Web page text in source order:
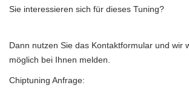
Sie interessieren sich für dieses Tuning?
Dann nutzen Sie das Kontaktformular und wir
möglich bei Ihnen melden.
Chiptuning Anfrage: